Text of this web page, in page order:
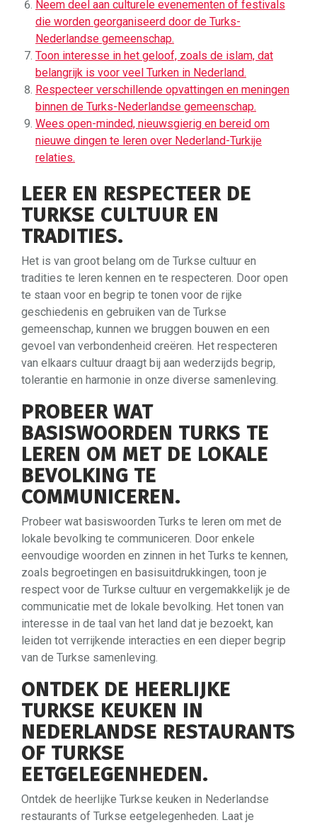
Neem deel aan culturele evenementen of festivals
die worden georganiseerd door de Turks-
Nederlandse gemeenschap.
Toon interesse in het geloof, zoals de islam, dat
belangrijk is voor veel Turken in Nederland.
Respecteer verschillende opvattingen en meningen
binnen de Turks-Nederlandse gemeenschap.
Wees open-minded, nieuwsgierig en bereid om
nieuwe dingen te leren over Nederland-Turkije
relaties.
LEER EN RESPECTEER DE
TURKSE CULTUUR EN
TRADITIES.
Het is van groot belang om de Turkse cultuur en
tradities te leren kennen en te respecteren. Door open
te staan voor en begrip te tonen voor de rijke
geschiedenis en gebruiken van de Turkse
gemeenschap, kunnen we bruggen bouwen en een
gevoel van verbondenheid creëren. Het respecteren
van elkaars cultuur draagt bij aan wederzijds begrip,
tolerantie en harmonie in onze diverse samenleving.
PROBEER WAT
BASISWOORDEN TURKS TE
LEREN OM MET DE LOKALE
BEVOLKING TE
COMMUNICEREN.
Probeer wat basiswoorden Turks te leren om met de
lokale bevolking te communiceren. Door enkele
eenvoudige woorden en zinnen in het Turks te kennen,
zoals begroetingen en basisuitdrukkingen, toon je
respect voor de Turkse cultuur en vergemakkelijk je de
communicatie met de lokale bevolking. Het tonen van
interesse in de taal van het land dat je bezoekt, kan
leiden tot verrijkende interacties en een dieper begrip
van de Turkse samenleving.
ONTDEK DE HEERLIJKE
TURKSE KEUKEN IN
NEDERLANDSE RESTAURANTS
OF TURKSE
EETGELEGENHEDEN.
Ontdek de heerlijke Turkse keuken in Nederlandse
restaurants of Turkse eetgelegenheden. Laat je